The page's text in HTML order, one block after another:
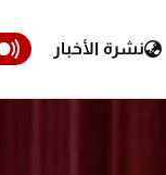
نشرة الأخبار